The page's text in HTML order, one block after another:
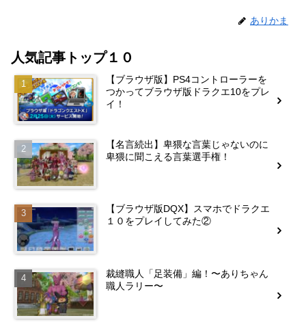
ありかま
人気記事トップ１０
【ブラウザ版】PS4コントローラーを
つかってブラウザ版ドラクエ10をプレ
イ！
【名言続出】卑猥な言葉じゃないのに
卑猥に聞こえる言葉選手権！
【ブラウザ版DQX】スマホでドラクエ
１０をプレイしてみた②
裁縫職人「足装備」編！〜ありちゃん
職人ラリー〜